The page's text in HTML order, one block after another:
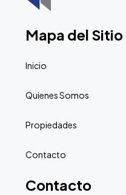
Mapa del Sitio
Inicio
Quienes Somos
Propiedades
Contacto
Contacto